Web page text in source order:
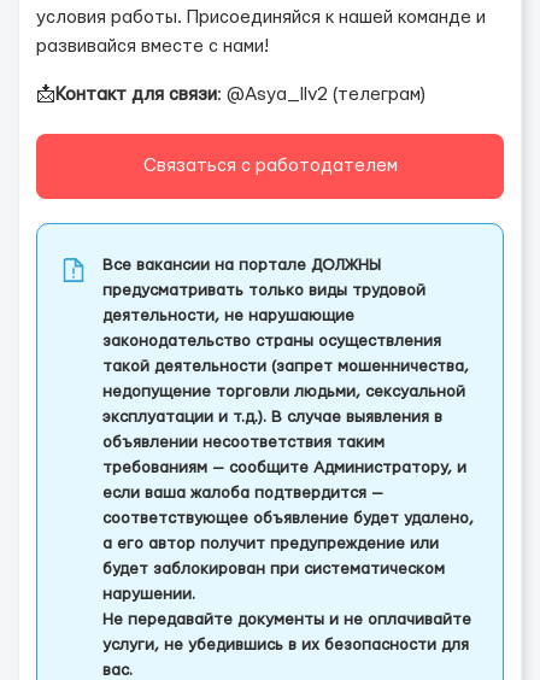
условия работы. Присоединяйся к нашей команде и
развивайся вместе с нами!
📩 Контакт для связи: @Asya_llv2 (телеграм)
Связаться с работодателем
Все вакансии на портале ДОЛЖНЫ
предусматривать только виды трудовой
деятельности, не нарушающие
законодательство страны осуществления
такой деятельности (запрет мошенничества,
недопущение торговли людьми, сексуальной
эксплуатации и т.д.). В случае выявления в
объявлении несоответствия таким
требованиям — сообщите Администратору, и
если ваша жалоба подтвердится —
соответствующее объявление будет удалено,
а его автор получит предупреждение или
будет заблокирован при систематическом
нарушении.
Не передавайте документы и не оплачивайте
услуги, не убедившись в их безопасности для
вас.